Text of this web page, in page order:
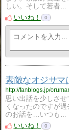
しい。そして若者…
いいね！
0
素敵なオジサ
http://fanblogs.jp/
思い出話を少しさ
くなったのですが
のお話を…いつも…
いいね！
0